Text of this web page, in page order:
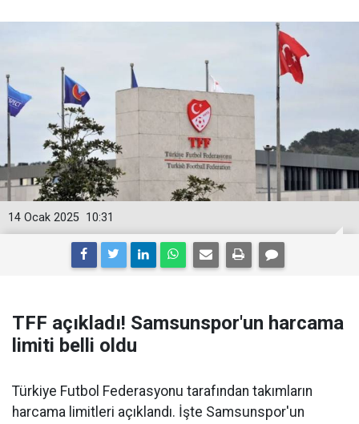
10:31
14 Ocak 2025
TFF açıkladı! Samsunspor'un harcama
limiti belli oldu
Türkiye Futbol Federasyonu tarafından takımların
harcama limitleri açıklandı. İşte Samsunspor'un